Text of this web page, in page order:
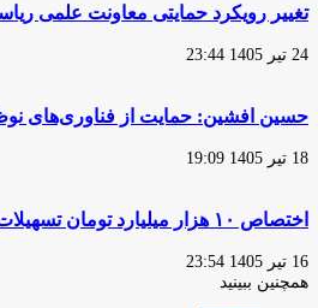
تغییر رویکرد حمایتی معاونت علمی
24 تیر 1405 23:44
حسین افشین: حمایت از فناوری‌های
18 تیر 1405 19:09
اختصاص ۱۰ هزار میلیارد تومان تسهیلات برای «نوآوری بار اول»
16 تیر 1405 23:54
همچنین ببینید